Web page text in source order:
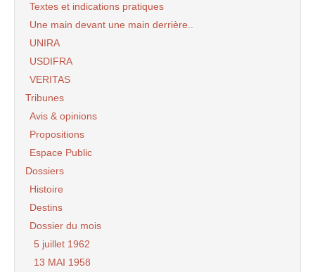
Textes et indications pratiques
Une main devant une main derrière..
UNIRA
USDIFRA
VERITAS
Tribunes
Avis & opinions
Propositions
Espace Public
Dossiers
Histoire
Destins
Dossier du mois
5 juillet 1962
13 MAI 1958